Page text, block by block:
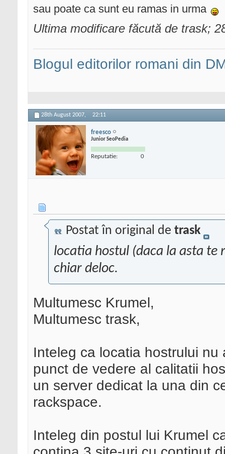
sau poate ca sunt eu ramas in urma
Ultima modificare făcută de trask;
Blogul editorilor romani din
28th August 2007, 22:11
freesco
Junior SeoPedia
Reputatie: 0
Postat în original de trask
locatia hostul (daca la asta
chiar deloc.
Multumesc Krumel,
Multumesc trask,
Inteleg ca locatia hostrului
punct de vedere al calitatii
un server dedicat la una din
rackspace.
Inteleg din postul lui Krumel